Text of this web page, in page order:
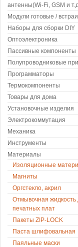
антенны(Wi-Fi, GSM и
Модули готовые /
Наборы для сборки DIY
Оптоэлектроника
Пассивные компоненты
Полупроводниковые
Программаторы
Термокомпоненты
Товары для дома
Установочные изделия
Электрокоммутация
Механика
Инструменты
Материалы
Изоляционные
Магниты
Оргстекло, акрил
Отмывочная жидкость
печатных плат
Пакеты ZIP-LOCK
Паста шлифовальная
Паяльные маски